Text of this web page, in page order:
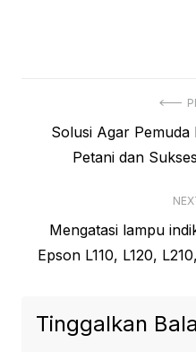
pos
Previous
Solusi Agar Pemuda
Petani dan
Next
post:
Mengatasi lampu
Epson L110, L120,
Tinggalkan